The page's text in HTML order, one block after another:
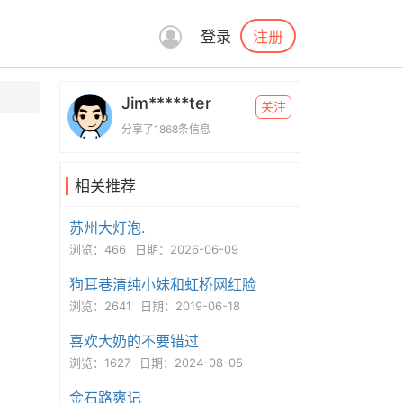
登录 注册
Jim*****ter
分享了1868条信息
关注
相关推荐
苏州大灯泡.
浏览：466 日期：2026-06-09
狗耳巷清纯小妹和虹桥网红脸
浏览：2641 日期：2019-06-18
喜欢大奶的不要错过
浏览：1627 日期：2024-08-05
金石路爽记